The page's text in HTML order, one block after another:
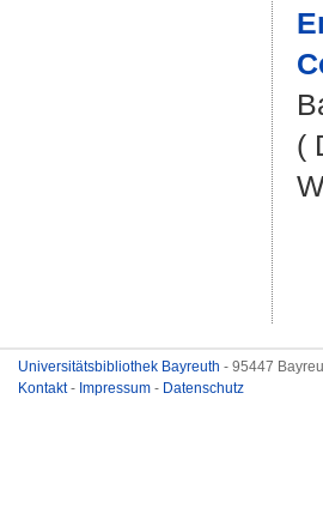
(
Universitätsbibliothek Bayreuth - 95447
Kontakt- Impressum - Datenschutz